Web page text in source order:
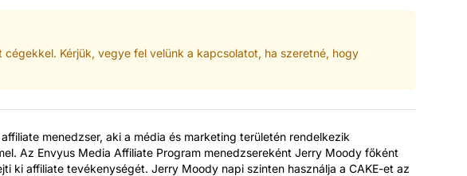
Kérjük, vegye fel velünk a kapcsolatot, ha szeretné, hogy
menedzser, aki a média és marketing területén rendelkezik
Az Envyus Media Affiliate Program menedzsereként Jerry Moody főként
ki affiliate tevékenységét. Jerry Moody napi szinten használja a CAKE-et az